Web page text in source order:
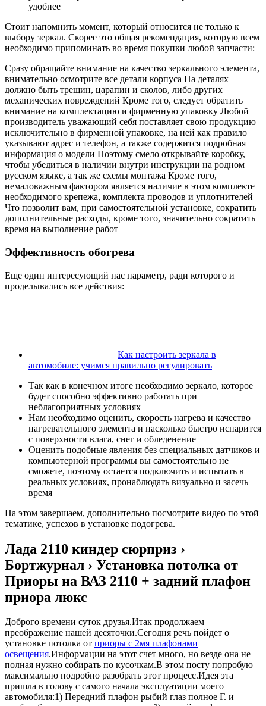
удобнее
Стоит напомнить момент, который относится не только к
выбору зеркал. Скорее это общая рекомендация, которую всем
необходимо припоминать во время покупки любой запчасти:
Сразу обращайте внимание на качество зеркального элемента,
внимательно осмотрите все детали корпуса На деталях
должно быть трещин, царапин и сколов, либо других
механических повреждений Кроме того, следует обратить
внимание на комплектацию и фирменную упаковку Любой
производитель уважающий себя поставляет свою продукцию
исключительно в фирменной упаковке, на ней как правило
указывают адрес и телефон, а также содержится подробная
информация о модели Поэтому смело открывайте коробку,
чтобы убедиться в наличии внутри инструкции на родном
русском языке, а так же схемы монтажа Кроме того,
немаловажным фактором является наличие в этом комплекте
необходимого крепежа, комплекта проводов и уплотнителей
Что позволит вам, при самостоятельной установке, сократить
дополнительные расходы, кроме того, значительно сократить
время на выполнение работ
Эффективность обогрева
Еще один интересующий нас параметр, ради которого и
проделывались все действия:
Как настроить зеркала в
автомобиле: учимся правильно регулировать
Так как в конечном итоге необходимо зеркало, которое
будет способно эффективно работать при
неблагоприятных условиях
Нам необходимо оценить, скорость нагрева и качество
нагревательного элемента и насколько быстро испарится
с поверхности влага, снег и обледенение
Оценить подобные явления без специальных датчиков и
компьютерной программы вы самостоятельно не
сможете, поэтому остается подключить и испытать в
реальных условиях, пронаблюдать визуально и засечь
время
На этом завершаем, дополнительно посмотрите видео по этой
тематике, успехов в установке подогрева.
Лада 2110 киндер сюрприз ›
Бортжурнал › Установка потолка от
Приоры на ВАЗ 2110 + задний плафон
приора люкс
Доброго времени суток друзья.Итак продолжаем
преображение нашей десяточки.Сегодня речь пойдет о
установке потолка от приоры с 2мя плафонами
освещения.Информации на этот счет много, но везде она не
полная нужно собирать по кусочкам.В этом посту попробую
максимально подробно разобрать этот процесс.Идея эта
пришла в голову с самого начала эксплуатации моего
автомобиля:1) Передний плафон рыбий глаз полное Г. и